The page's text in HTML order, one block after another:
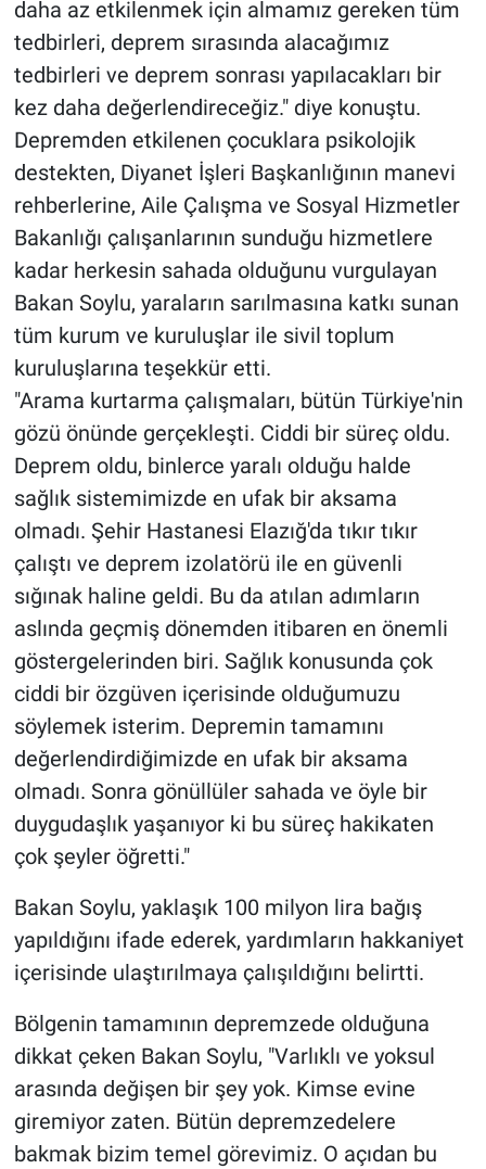
daha az etkilenmek için almamız gereken tüm
tedbirleri, deprem sırasında alacağımız
tedbirleri ve deprem sonrası yapılacakları bir
kez daha değerlendireceğiz." diye konuştu.
Depremden etkilenen çocuklara psikolojik
destekten, Diyanet İşleri Başkanlığının manevi
rehberlerine, Aile Çalışma ve Sosyal Hizmetler
Bakanlığı çalışanlarının sunduğu hizmetlere
kadar herkesin sahada olduğunu vurgulayan
Bakan Soylu, yaraların sarılmasına katkı sunan
tüm kurum ve kuruluşlar ile sivil toplum
kuruluşlarına teşekkür etti.
"Arama kurtarma çalışmaları, bütün Türkiye'nin
gözü önünde gerçekleşti. Ciddi bir süreç oldu.
Deprem oldu, binlerce yaralı olduğu halde
sağlık sistemimizde en ufak bir aksama
olmadı. Şehir Hastanesi Elazığ'da tıkır tıkır
çalıştı ve deprem izolatörü ile en güvenli
sığınak haline geldi. Bu da atılan adımların
aslında geçmiş dönemden itibaren en önemli
göstergelerinden biri. Sağlık konusunda çok
ciddi bir özgüven içerisinde olduğumuzu
söylemek isterim. Depremin tamamını
değerlendirdiğimizde en ufak bir aksama
olmadı. Sonra gönüllüler sahada ve öyle bir
duygudaşlık yaşanıyor ki bu süreç hakikaten
çok şeyler öğretti."
Bakan Soylu, yaklaşık 100 milyon lira bağış
yapıldığını ifade ederek, yardımların hakkaniyet
içerisinde ulaştırılmaya çalışıldığını belirtti.
Bölgenin tamamının depremzede olduğuna
dikkat çeken Bakan Soylu, "Varlıklı ve yoksul
arasında değişen bir şey yok. Kimse evine
giremiyor zaten. Bütün depremzedelere
bakmak bizim temel görevimiz. O açıdan bu